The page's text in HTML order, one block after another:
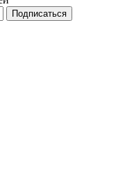
Подписаться